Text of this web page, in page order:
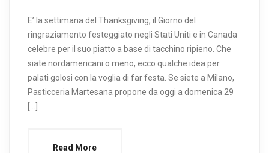
E’ la settimana del Thanksgiving, il Giorno del
ringraziamento festeggiato negli Stati Uniti e in Canada
celebre per il suo piatto a base di tacchino ripieno. Che
siate nordamericani o meno, ecco qualche idea per
palati golosi con la voglia di far festa. Se siete a Milano,
Pasticceria Martesana propone da oggi a domenica 29
Read More